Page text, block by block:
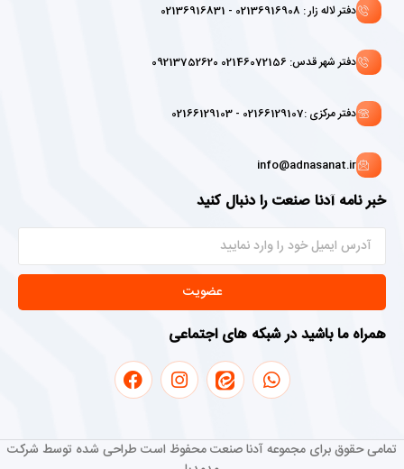
دفتر لاله زار : 02136916908 - 02136916831
دفتر شهر قدس: 02146072156 09213752620
دفتر مرکزی :02166129107 - 02166129103
info@adnasanat.ir
خبر نامه آدنا صنعت را دنبال کنید
عضویت
همراه ما باشید در شبکه های اجتماعی
تمامی حقوق برای مجموعه آدنا صنعت محفوظ است طراحی شده توسط شرکت